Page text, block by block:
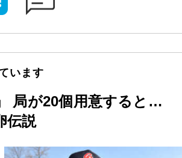
います
局が20個用意すると…
伝説